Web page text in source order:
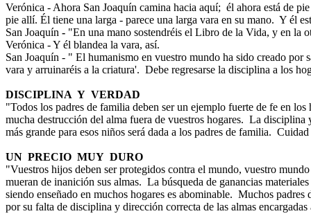
Verónica - Ahora San Joaquín camina hacia aquí; él ahora está de
pie allí. Él tiene una larga - parece una larga vara en su mano. Y él
San Joaquín - "En una mano sostendréis el Libro de la Vida, y en la
Verónica - Y él blandea la vara, así.
San Joaquín - " El humanismo en vuestro mundo ha sido creado por
vara y arruinaréis a la criatura'. Debe regresarse la disciplina a los
DISCIPLINA Y VERDAD
"Todos los padres de familia deben ser un ejemplo fuerte de fe en
mucha destrucción del alma fuera de vuestros hogares. La
más grande para esos niños será dada a los padres de familia.
UN PRECIO MUY DURO
"Vuestros hijos deben ser protegidos contra el mundo, vuestro
mueran de inanición sus almas. La búsqueda de ganancias
siendo enseñado en muchos hogares es abominable. Muchos
por su falta de disciplina y dirección correcta de las almas